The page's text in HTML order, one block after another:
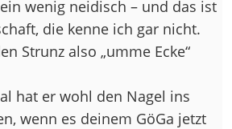
wenig neidisch – und das ist
die kenne ich gar nicht.
Strunz also „umme Ecke“
hat er wohl den Nagel ins
wenn es deinem GöGa jetzt